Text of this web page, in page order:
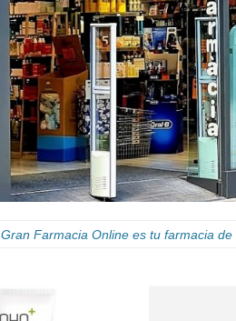
Gran Farmacia Online es tu farmacia